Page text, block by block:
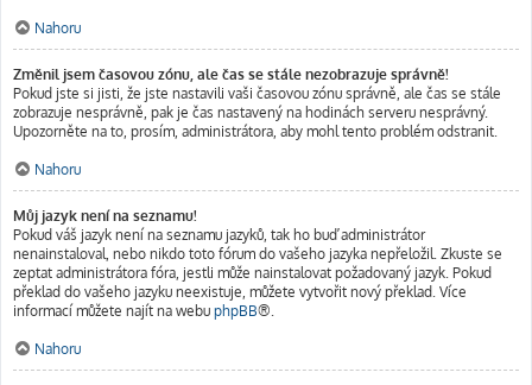
Nahoru
Změnil jsem časovou zónu, ale čas se stále nezobrazuje správně!
Pokud jste si jisti, že jste nastavili vaši časovou zónu správně, ale čas se stále
zobrazuje nesprávně, pak je čas nastavený na hodinách serveru nesprávný.
Upozorněte na to, prosím, administrátora, aby mohl tento problém odstranit.
Nahoru
Můj jazyk není na seznamu!
Pokud váš jazyk není na seznamu jazyků, tak ho buď administrátor
nenainstaloval, nebo nikdo toto fórum do vašeho jazyka nepřeložil. Zkuste se
zeptat administrátora fóra, jestli může nainstalovat požadovaný jazyk. Pokud
překlad do vašeho jazyku neexistuje, můžete vytvořit nový překlad. Více
informací můžete najít na webu phpBB®.
Nahoru